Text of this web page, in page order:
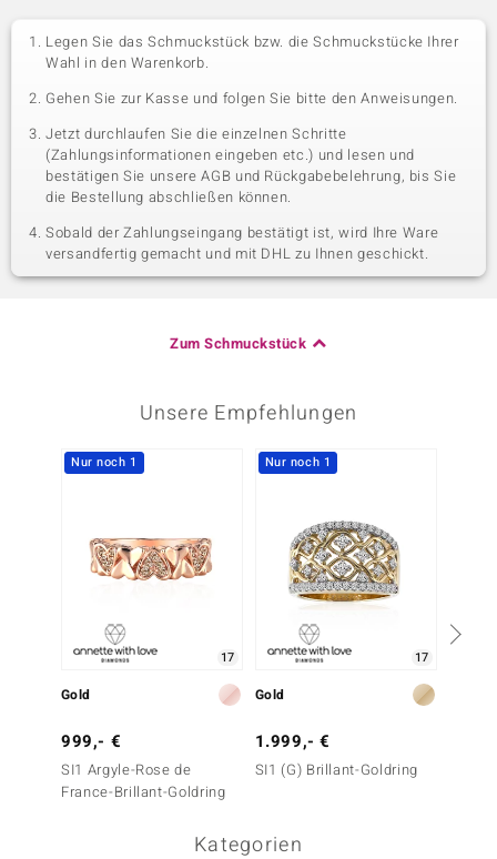
Legen Sie das Schmuckstück bzw. die Schmuckstücke Ihrer
Wahl in den Warenkorb.
Gehen Sie zur Kasse und folgen Sie bitte den Anweisungen.
Jetzt durchlaufen Sie die einzelnen Schritte
(Zahlungsinformationen eingeben etc.) und lesen und
bestätigen Sie unsere AGB und Rückgabebelehrung, bis Sie
die Bestellung abschließen können.
Sobald der Zahlungseingang bestätigt ist, wird Ihre Ware
versandfertig gemacht und mit DHL zu Ihnen geschickt.
Zum Schmuckstück
Unsere Empfehlungen
Nur noch 1
17
Gold
999,- €
SI1 Argyle-Rose de
France-Brillant-Goldring
Nur noch 1
17
Gold
1.999,- €
SI1 (G) Brillant-Goldring
Kategorien